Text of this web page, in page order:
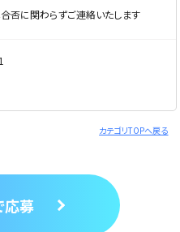
否に関わらずご連絡いたします
カテゴリTOPへ戻る
応募